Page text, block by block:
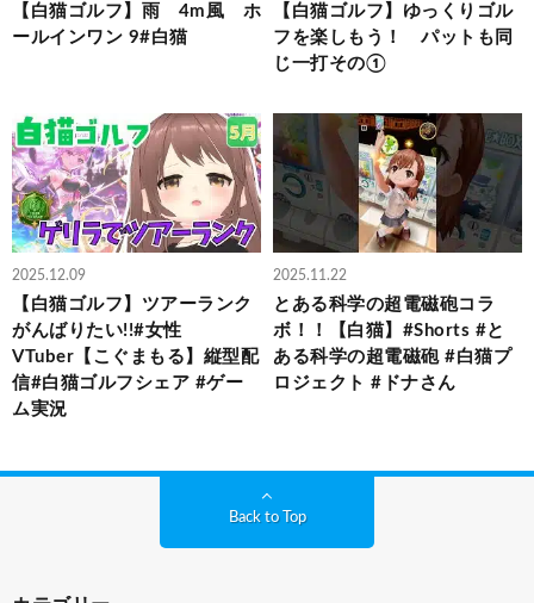
【白猫ゴルフ】雨 4m風 ホ
ールインワン 9#白猫
【白猫ゴルフ】ゆっくりゴル
フを楽しもう！ パットも同
じ一打その①
2025.12.09
【白猫ゴルフ】ツアーランク
がんばりたい!!#女性
VTuber【こぐまもる】縦型配
信#白猫ゴルフシェア #ゲー
ム実況
2025.11.22
とある科学の超電磁砲コラ
ボ！！【白猫】#Shorts #と
ある科学の超電磁砲 #白猫プ
ロジェクト #ドナさん
Back to Top